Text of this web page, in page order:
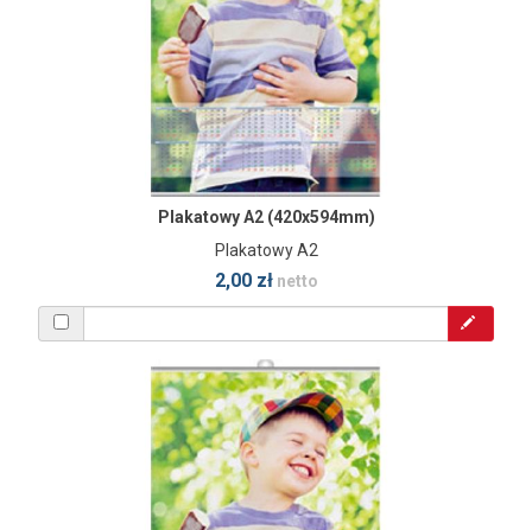
Plakatowy A2 (420x594mm)
Plakatowy A2
2,00 złnetto